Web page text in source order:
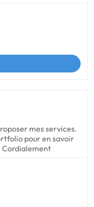
mes services.
pour en savoir
Cordialement